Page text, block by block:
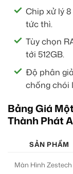
Chip xử lý
tức thì.
Tùy chọn
tới 512GB.
Độ phân
chống chói
Bảng Giá
Thành Phát
SẢN PHẨM
Màn Hình Zestech